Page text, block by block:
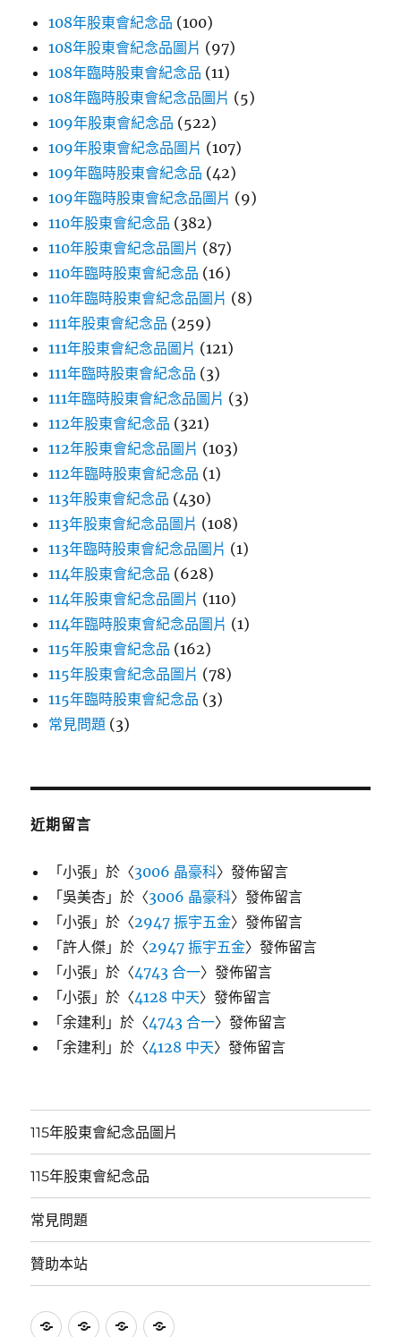
108年股東會紀念品 (100)
108年股東會紀念品圖片 (97)
108年臨時股東會紀念品 (11)
108年臨時股東會紀念品圖片 (5)
109年股東會紀念品 (522)
109年股東會紀念品圖片 (107)
109年臨時股東會紀念品 (42)
109年臨時股東會紀念品圖片 (9)
110年股東會紀念品 (382)
110年股東會紀念品圖片 (87)
110年臨時股東會紀念品 (16)
110年臨時股東會紀念品圖片 (8)
111年股東會紀念品 (259)
111年股東會紀念品圖片 (121)
111年臨時股東會紀念品 (3)
111年臨時股東會紀念品圖片 (3)
112年股東會紀念品 (321)
112年股東會紀念品圖片 (103)
112年臨時股東會紀念品 (1)
113年股東會紀念品 (430)
113年股東會紀念品圖片 (108)
113年臨時股東會紀念品圖片 (1)
114年股東會紀念品 (628)
114年股東會紀念品圖片 (110)
114年臨時股東會紀念品圖片 (1)
115年股東會紀念品 (162)
115年股東會紀念品圖片 (78)
115年臨時股東會紀念品 (3)
常見問題 (3)
近期留言
「小張 」於〈3006 晶豪科〉發佈留言
「吳美杏 」於〈3006 晶豪科〉發佈留言
「小張 」於〈2947 振宇五金〉發佈留言
「許人傑 」於〈2947 振宇五金〉發佈留言
「小張 」於〈4743 合一〉發佈留言
「小張 」於〈4128 中天〉發佈留言
「余建利 」於〈4743 合一〉發佈留言
「余建利 」於〈4128 中天〉發佈留言
115年股東會紀念品圖片
115年股東會紀念品
常見問題
贊助本站
115 115 常 贊